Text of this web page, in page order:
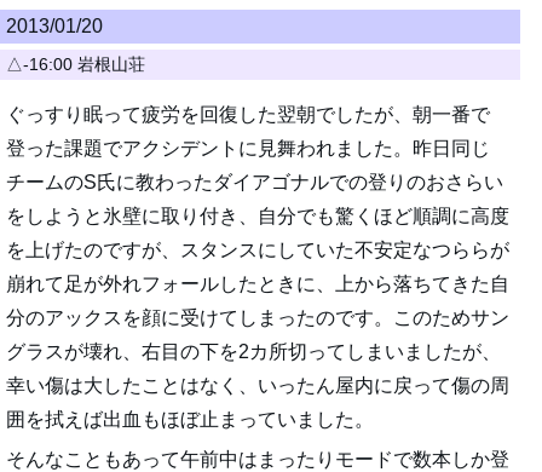
2013/01/20
△-16:00 岩根山荘
ぐっすり眠って疲労を回復した翌朝でしたが、朝一番で
登った課題でアクシデントに見舞われました。昨日同じ
チームのS氏に教わったダイアゴナルでの登りのおさらい
をしようと氷壁に取り付き、自分でも驚くほど順調に高度
を上げたのですが、スタンスにしていた不安定なつららが
崩れて足が外れフォールしたときに、上から落ちてきた自
分のアックスを顔に受けてしまったのです。このためサン
グラスが壊れ、右目の下を2カ所切ってしまいましたが、
幸い傷は大したことはなく、いったん屋内に戻って傷の周
囲を拭えば出血もほぼ止まっていました。
そんなこともあって午前中はまったりモードで数本しか登